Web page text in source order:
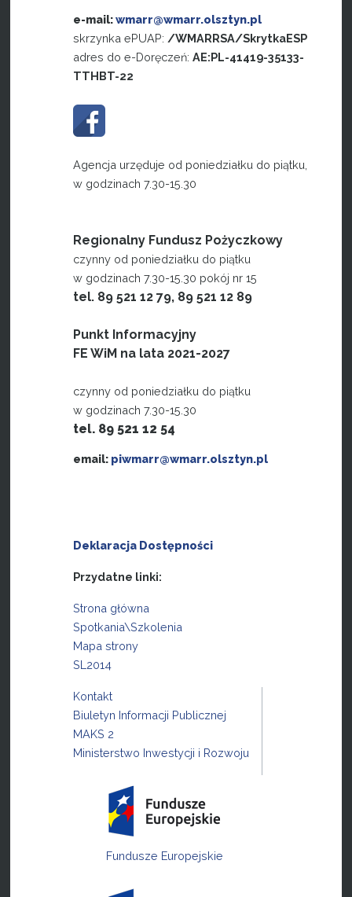
e-mail:wmarr@wmarr.olsztyn.pl
skrzynka ePUAP: /WMARRSA/SkrytkaESP
adres do e-Doręczeń:AE:PL-41419-35133-
TTHBT-22
Agencja urzęduje od poniedziałku do piątku,
w godzinach 7.30-15.30
Regionalny Fundusz Pożyczkowy
czynny od poniedziałku do piątku
w godzinach 7.30-15.30 pokój nr 15
tel. 89 521 12 79, 89 521 12 89
Punkt Informacyjny
FE WiM na lata 2021-2027
czynny od poniedziałku do piątku
w godzinach 7.30-15.30
tel. 89 521 12 54
email: piwmarr@wmarr.olsztyn.pl
Deklaracja Dostępności
Przydatne linki:
Strona główna
Spotkania\Szkolenia
Mapa strony
SL2014
Kontakt
Biuletyn Informacji Publicznej
MAKS 2
Ministerstwo Inwestycji i Rozwoju
Fundusze Europejskie